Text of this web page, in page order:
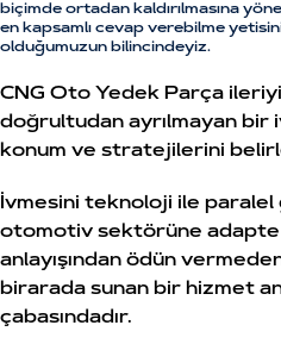
biçimde ortadan kaldırılmasına
en kapsamlı cevap verebilme
olduğumuzun bilincindeyiz.
CNG Oto Yedek Parça
doğrultudan ayrılmayan bir
konum ve stratejilerini
İvmesini teknoloji ile paralel
otomotiv sektörüne
anlayışından ödün
birarada sunan bir hizmet
çabasındadır.